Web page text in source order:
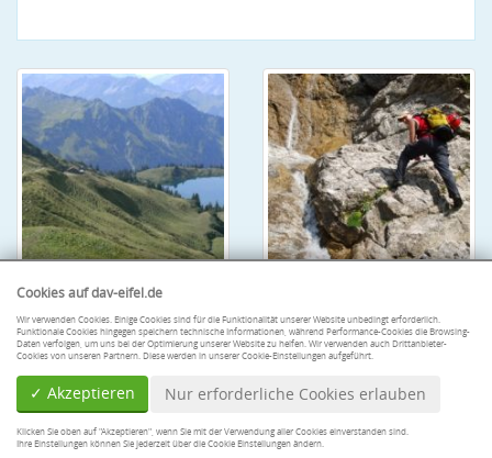
Cookies auf dav-eifel.de
Wir verwenden Cookies. Einige Cookies sind für die Funktionalität unserer Website unbedingt erforderlich.
Funktionale Cookies hingegen speichern technische Informationen, während Performance-Cookies die Browsing-
Daten verfolgen, um uns bei der Optimierung unserer Website zu helfen. Wir verwenden auch Drittanbieter-
Cookies von unseren Partnern. Diese werden in unserer Cookie-Einstellungen aufgeführt.
✓ Akzeptieren Nur erforderliche Cookies erlauben
Klicken Sie oben auf "Akzeptieren", wenn Sie mit der Verwendung aller Cookies einverstanden sind.
Ihre Einstellungen können Sie jederzeit über die Cookie Einstellungen ändern.